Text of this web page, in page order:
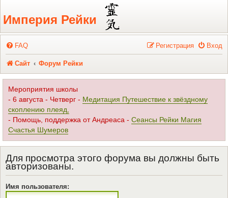
Регистрация
Империя Рейки
FAQ Вход
Регистрация
Сайт Форум Рейки
Мероприятия школы
- 6 августа - Четверг - Медитация Путешествие к звёздному
скоплению плеяд,
- Помощь, поддержка от Андреаса - Сеансы Рейки Магия
Счастья Шумеров
Для просмотра этого форума вы должны быть
авторизованы.
Имя пользователя: